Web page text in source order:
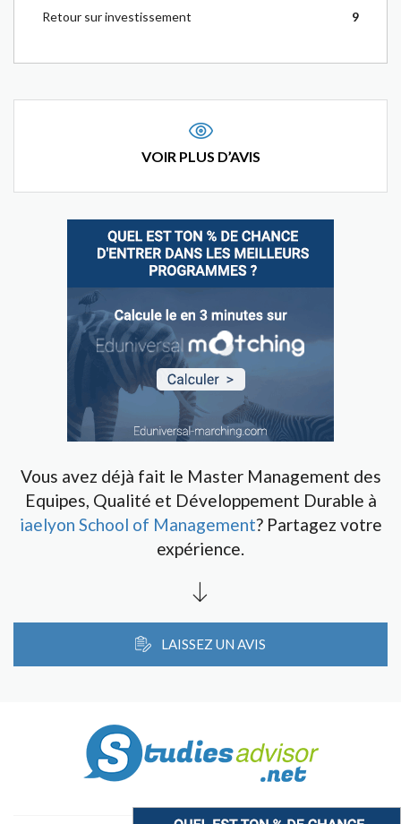
Retour sur investissement
9
VOIR PLUS D’AVIS
Vous avez déjà fait le Master Management des
Equipes, Qualité et Développement Durable à
iaelyon School of Management? Partagez votre
expérience.
LAISSEZ UN AVIS